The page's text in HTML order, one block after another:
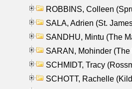
ROBBINS, Colleen
SALA, Adrien (St.
SANDHU, Mintu (The
SARAN, Mohinder (The
SCHMIDT, Tracy
SCHOTT, Rachelle